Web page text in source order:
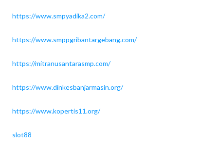
https://www.smpyadika2.com/
https://www.smppgribantargebang.com/
https://mitranusantarasmp.com/
https://www.dinkesbanjarmasin.org/
https://www.kopertis11.org/
slot88